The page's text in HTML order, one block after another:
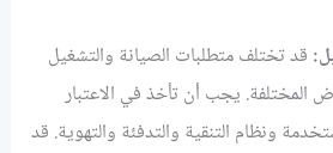
قد تختلف متطلبات الصيانة والتشغيل
المختلفة. يجب أن تأخذ في الاعتبار
ونظام التنقية والتدفئة والتهوية. قد